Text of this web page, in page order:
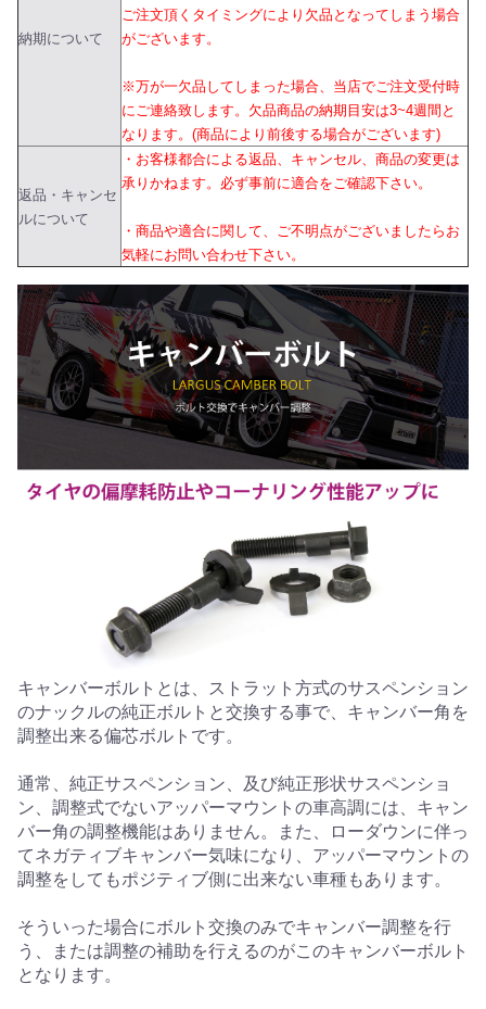
納期について
ご注文頂くタイミングにより欠品となってしまう場合
がございます。
※万が一欠品してしまった場合、当店でご注文受付時
にご連絡致します。欠品商品の納期目安は3~4週間と
なります。(商品により前後する場合がございます)
返品・キャンセ
ルについて
・お客様都合による返品、キャンセル、商品の変更は
承りかねます。必ず事前に適合をご確認下さい。
・商品や適合に関して、ご不明点がございましたらお
気軽にお問い合わせ下さい。
キャンバーボルトとは、ストラット方式のサスペンション
のナックルの純正ボルトと交換する事で、キャンバー角を
調整出来る偏芯ボルトです。
通常、純正サスペンション、及び純正形状サスペンショ
ン、調整式でないアッパーマウントの車高調には、キャン
バー角の調整機能はありません。また、ローダウンに伴っ
てネガティブキャンバー気味になり、アッパーマウントの
調整をしてもポジティブ側に出来ない車種もあります。
そういった場合にボルト交換のみでキャンバー調整を行
う、または調整の補助を行えるのがこのキャンバーボルト
となります。